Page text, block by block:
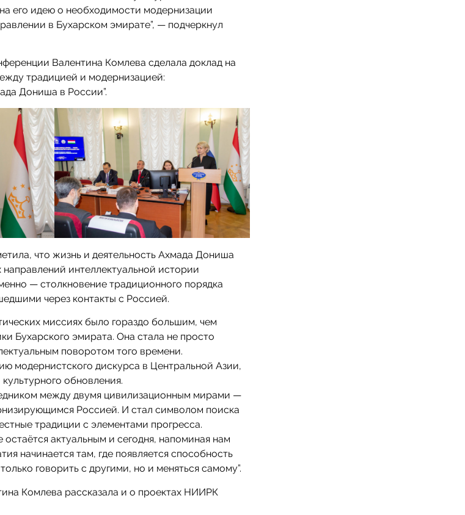
его идею о необходимости модернизации
в Бухарском эмирате”, — подчеркнул
Валентина Комлева сделала доклад на
традицией и модернизацией:
Дониша в России”.
что жизнь и деятельность Ахмада Дониша
интеллектуальной истории
— столкновение традиционного порядка
через контакты с Россией.
миссиях было гораздо большим, чем
Бухарского эмирата. Она стала не просто
поворотом того времени.
модернистского дискурса в Центральной Азии,
обновления.
между двумя цивилизационным мирами —
Россией. И стал символом поиска
традиции с элементами прогресса.
актуальным и сегодня, напоминая нам
начинается там, где появляется способность
говорить с другими, но и меняться самому”.
Комлева рассказала и о проектах НИИРК